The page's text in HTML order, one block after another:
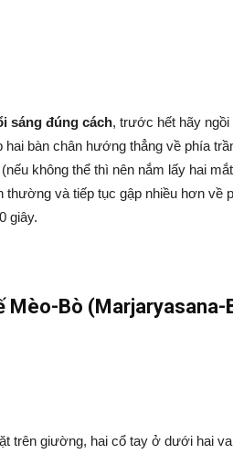
sáng đúng cách, trước hết hãy
bàn chân hướng thẳng về phía
không thể thì nên nắm lấy hai
thường và tiếp tục gập nhiều hơn về
giây.
Mèo-Bò (Marjaryasana-
trên giường, hai cổ tay ở dưới hai